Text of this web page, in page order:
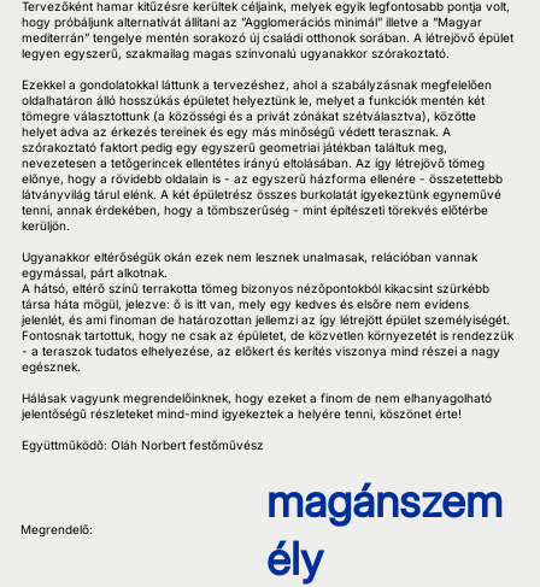
Tervezőként hamar kitűzésre kerültek céljaink, melyek egyik legfontosabb pontja volt,
hogy próbáljunk alternatívát állítani az ”Agglomerációs minimál” illetve a ”Magyar
mediterrán” tengelye mentén sorakozó új családi otthonok sorában. A létrejövő épület
legyen egyszerű, szakmailag magas színvonalú ugyanakkor szórakoztató.
Ezekkel a gondolatokkal láttunk a tervezéshez, ahol a szabályzásnak megfelelően
oldalhatáron álló hosszúkás épületet helyeztünk le, melyet a funkciók mentén két
tömegre választottunk (a közösségi és a privát zónákat szétválasztva), közötte
helyet adva az érkezés tereinek és egy más minőségű védett terasznak. A
szórakoztató faktort pedig egy egyszerű geometriai játékban találtuk meg,
nevezetesen a tetőgerincek ellentétes irányú eltolásában. Az így létrejövő tömeg
előnye, hogy a rövidebb oldalain is - az egyszerű házforma ellenére - összetettebb
látványvilág tárul elénk. A két épületrész összes burkolatát igyekeztünk egyneművé
tenni, annak érdekében, hogy a tömbszerűség - mint építészeti törekvés előtérbe
kerüljön.
Ugyanakkor eltérőségük okán ezek nem lesznek unalmasak, relációban vannak
egymással, párt alkotnak.
A hátsó, eltérő színű terrakotta tömeg bizonyos nézőpontokból kikacsint szürkébb
társa háta mögül, jelezve: ő is itt van, mely egy kedves és elsőre nem evidens
jelenlét, és ami finoman de határozottan jellemzi az így létrejött épület személyiségét.
Fontosnak tartottuk, hogy ne csak az épületet, de közvetlen környezetét is rendezzük
- a teraszok tudatos elhelyezése, az előkert és kerítés viszonya mind részei a nagy
egésznek.
Hálásak vagyunk megrendelőinknek, hogy ezeket a finom de nem elhanyagolható
jelentőségű részleteket mind-mind igyekeztek a helyére tenni, köszönet érte!
Együttműködő: Oláh Norbert festőművész
Megrendelő:
magánszem
ély